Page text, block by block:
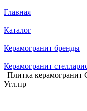
Главная
Каталог
Керамогранит бренды
Керамогранит
Плитка керамогранит
Угл.пр